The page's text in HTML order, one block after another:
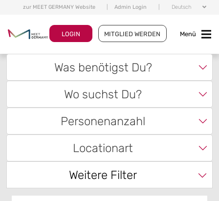
zur MEET GERMANY Website Admin Login Deutsch
LOGIN MITGLIED WERDEN Menü
Was benötigst Du?
Wo suchst Du?
Personenanzahl
Locationart
Weitere Filter